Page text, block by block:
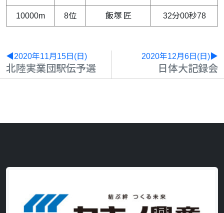
10000m 8位 飯塚 匠 32分00秒78
◀2020年11月15日(日)
北陸実業団駅伝予選
2020年12月6日(日)▶
日体大記録会